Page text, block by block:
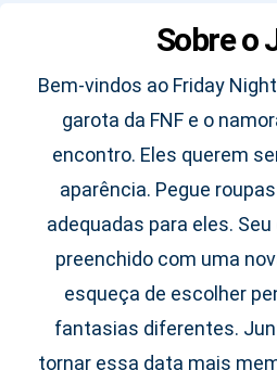
Sobre o
Bem-vindos ao Friday
garota da FNF e o
encontro. Eles querem
aparência. Pegue
adequadas para eles.
preenchido com uma
esqueça de escolher
fantasias diferentes.
tornar essa data mais